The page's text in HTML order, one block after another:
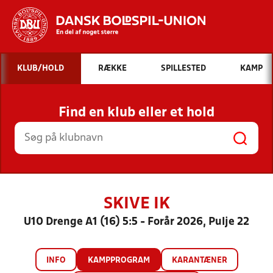
Hvad vil du søge efter?
INDHOLD OG NYHEDER
STILLINGER, RESULTATER, KLUBBER OG
HOLD
KLUB/HOLD RÆKKE SPILLESTED KAMP
Find en klub eller et hold
SKIVE IK
U10 Drenge A1 (16) 5:5 - Forår 2026, Pulje 22
INFO KAMPPROGRAM KARANTÆNER